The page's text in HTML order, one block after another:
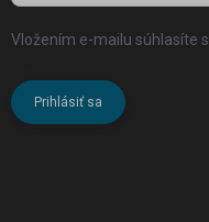
Vložením e-mailu súhlasíte s
Prihlásiť sa